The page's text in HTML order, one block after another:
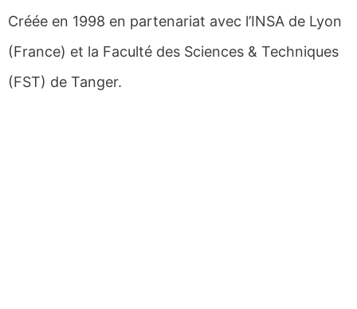
Créée en 1998 en partenariat avec l’INSA de Lyon
(France) et la Faculté des Sciences & Techniques
(FST) de Tanger.